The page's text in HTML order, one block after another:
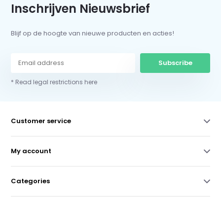
Inschrijven Nieuwsbrief
Blijf op de hoogte van nieuwe producten en acties!
Subscribe
* Read legal restrictions here
Customer service
My account
Categories